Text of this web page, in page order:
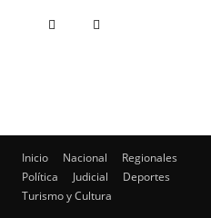
Inicio Nacional
Regionales
Política
Judicial
Deportes
Turismo y Cultura